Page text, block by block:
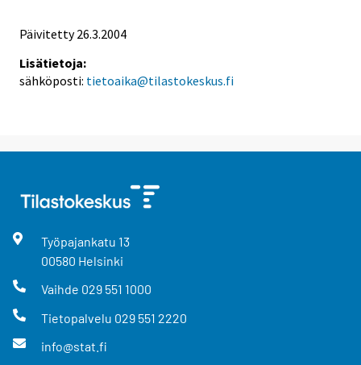
Päivitetty 26.3.2004
Lisätietoja:
sähköposti: tietoaika@tilastokeskus.fi
Työpajankatu 13
00580 Helsinki
Vaihde 029 551 1000
Tietopalvelu 029 551 2220
info@stat.fi